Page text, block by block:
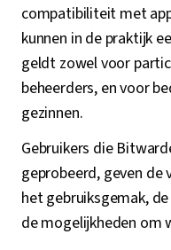
compatibiliteit met
kunnen in de praktijk
geldt zowel voor
beheerders, en voor
gezinnen.
Gebruikers die
geprobeerd, geven de
het gebruiksgemak,
de mogelijkheden om